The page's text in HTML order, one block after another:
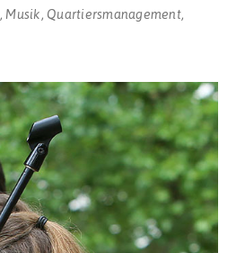
Musik Quartiersmanagement,